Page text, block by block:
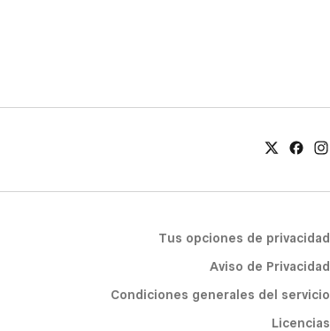
Tus opciones de privacidad
Aviso de Privacidad
Condiciones generales del servicio
Licencias